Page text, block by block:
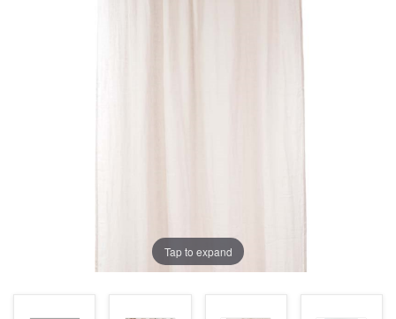
Tap to expand